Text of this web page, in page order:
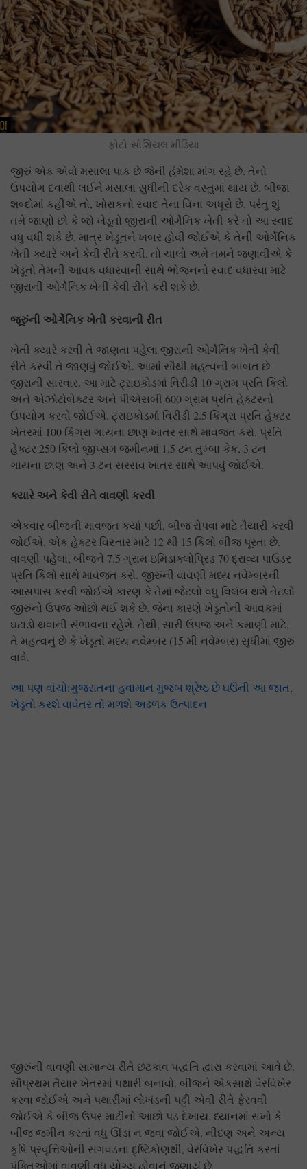
ફોટો-સોશિયલ મીડિયા
જીરું એક એવો મસાલા પાક છે જેની હંમેશા માંગ રહે છે. તેનો
ઉપયોગ દવાથી લઈને મસાલા સુધીની દરેક વસ્તુમાં થાય છે. બીજા
શબ્દોમાં કહીએ તો, ખોરાકનો સ્વાદ તેના વિના અધૂરો છે. પરંતુ શું
તમે જાણો છો કે જો ખેડૂતો જીરાની ઓર્ગેનિક ખેતી કરે તો આ સ્વાદ
વધુ વધી શકે છે. માત્ર ખેડૂતને ખબર હોવી જોઈએ કે તેની ઓર્ગેનિક
ખેતી ક્યારે અને કેવી રીતે કરવી. તો ચાલો અમે તમને જણાવીએ કે
ખેડૂતો તેમની આવક વધારવાની સાથે ભોજનનો સ્વાદ વધારવા માટે
જીરાની ઓર્ગેનિક ખેતી કેવી રીતે કરી શકે છે.
જૂરુંની ઓર્ગેનિક ખેતી કરવાની રીત
ખેતી ક્યારે કરવી તે જાણતા પહેલા જીરાની ઓર્ગેનિક ખેતી કેવી
રીતે કરવી તે જાણવું જોઈએ. આમાં સૌથી મહત્વની બાબત છે
જીરાની સારવાર. આ માટે ટ્રાઇકોડર્મા વિરીડી 10 ગ્રામ પ્રતિ કિલો
અને એઝોટોબેક્ટર અને પીએસબી 600 ગ્રામ પ્રતિ હેક્ટરનો
ઉપયોગ કરવો જોઈએ. ટ્રાઇકોડર્મા વિરીડી 2.5 કિગ્રા પ્રતિ હેક્ટર
ખેતરમાં 100 કિગ્રા ગાયના છાણ ખાતર સાથે માવજત કરો. પ્રતિ
હેક્ટર 250 કિલો જીપ્સમ જમીનમાં 1.5 ટન તુમ્બા કેક, 3 ટન
ગાયના છાણ અને 3 ટન સરસવ ખાતર સાથે આપવું જોઈએ.
ક્યારે અને કેવી રીતે વાવણી કરવી
એકવાર બીજની માવજત કર્યા પછી, બીજ રોપવા માટે તૈયારી કરવી
જોઈએ. એક હેક્ટર વિસ્તાર માટે 12 થી 15 કિલો બીજ પૂરતા છે.
વાવણી પહેલાં, બીજને 7.5 ગ્રામ ઇમિડાક્લોપ્રિડ 70 દ્રાવ્ય પાઉડર
પ્રતિ કિલો સાથે માવજત કરો. જીરુંની વાવણી મધ્ય નવેમ્બરની
આસપાસ કરવી જોઈએ કારણ કે તેમાં જેટલો વધુ વિલંબ થશે તેટલો
જીરુંનો ઉપજ ઓછો થઈ શકે છે. જેના કારણે ખેડૂતોની આવકમાં
ઘટાડો થવાની સંભાવના રહેશે. તેથી, સારી ઉપજ અને કમાણી માટે,
તે મહત્વનું છે કે ખેડૂતો મધ્ય નવેમ્બર (15 મી નવેમ્બર) સુધીમાં જીરું
વાવે.
આ પણ વાંચો:ગુજરાતના હવામાન મુજબ શ્રેષ્ઠ છે ઘઉંની આ જાત,
ખેડૂતો કરશે વાવેતર તો મળશે અઢળક ઉત્પાદન
જીરુંની વાવણી સામાન્ય રીતે છંટકાવ પદ્ધતિ દ્વારા કરવામાં આવે છે.
સૌપ્રથમ તૈયાર ખેતરમાં પથારી બનાવો. બીજને એકસાથે વેરવિખેર
કરવા જોઈએ અને પથારીમાં લોખંડની પટ્ટી એવી રીતે ફેરવવી
જોઈએ કે બીજ ઉપર માટીનો આછો પડ દેખાય. ધ્યાનમાં રાખો કે
બીજ જમીન કરતાં વધુ ઊંડા ન જવા જોઈએ. નીંદણ અને અન્ય
કૃષિ પ્રવૃત્તિઓની સગવડના દૃષ્ટિકોણથી, વેરવિખેર પદ્ધતિ કરતાં
પંક્તિઓમાં વાવણી વધુ યોગ્ય હોવાનું જણાયું છે